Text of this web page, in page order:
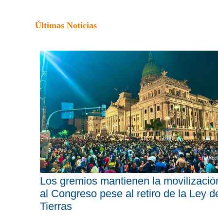
Últimas Noticias
Los gremios mantienen la
al Congreso pese al retiro de la Ley
Tierras